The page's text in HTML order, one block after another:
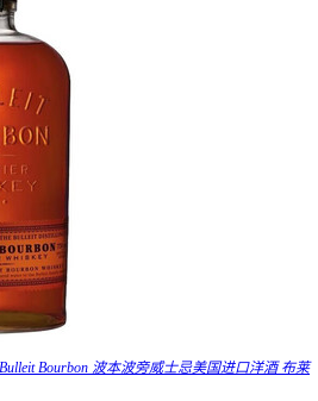
Bourbon 波本波旁威士忌美国进口洋酒 布莱